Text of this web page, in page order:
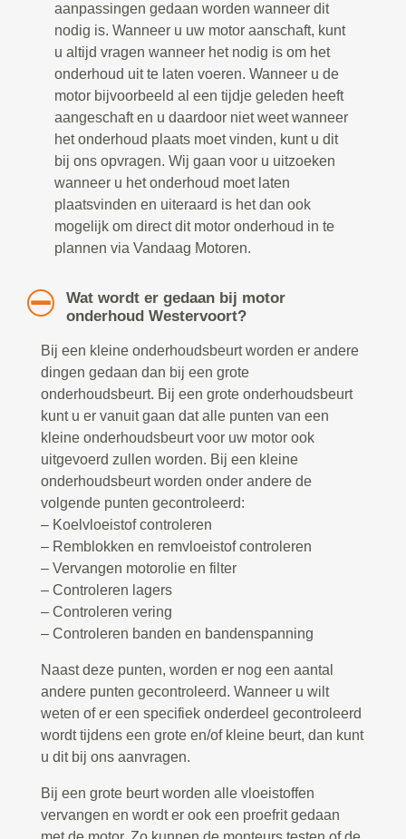
aanpassingen gedaan worden wanneer dit
nodig is. Wanneer u uw motor aanschaft, kunt
u altijd vragen wanneer het nodig is om het
onderhoud uit te laten voeren. Wanneer u de
motor bijvoorbeeld al een tijdje geleden heeft
aangeschaft en u daardoor niet weet wanneer
het onderhoud plaats moet vinden, kunt u dit
bij ons opvragen. Wij gaan voor u uitzoeken
wanneer u het onderhoud moet laten
plaatsvinden en uiteraard is het dan ook
mogelijk om direct dit motor onderhoud in te
plannen via Vandaag Motoren.
Wat wordt er gedaan bij motor
onderhoud Westervoort?
Bij een kleine onderhoudsbeurt worden er andere
dingen gedaan dan bij een grote
onderhoudsbeurt. Bij een grote onderhoudsbeurt
kunt u er vanuit gaan dat alle punten van een
kleine onderhoudsbeurt voor uw motor ook
uitgevoerd zullen worden. Bij een kleine
onderhoudsbeurt worden onder andere de
volgende punten gecontroleerd:
– Koelvloeistof controleren
– Remblokken en remvloeistof controleren
– Vervangen motorolie en filter
– Controleren lagers
– Controleren vering
– Controleren banden en bandenspanning
Naast deze punten, worden er nog een aantal
andere punten gecontroleerd. Wanneer u wilt
weten of er een specifiek onderdeel gecontroleerd
wordt tijdens een grote en/of kleine beurt, dan kunt
u dit bij ons aanvragen.
Bij een grote beurt worden alle vloeistoffen
vervangen en wordt er ook een proefrit gedaan